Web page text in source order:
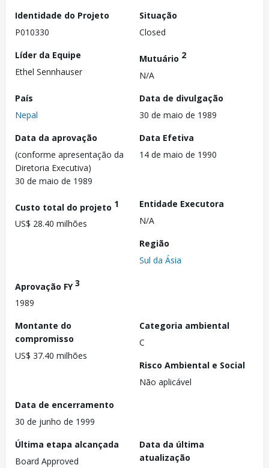
Identidade do Projeto
P010330
Situação
Closed
Líder da Equipe
Ethel Sennhauser
Mutuário 2
N/A
País
Nepal
Data de divulgação
30 de maio de 1989
Data da aprovação
(conforme apresentação da
Diretoria Executiva)
30 de maio de 1989
Data Efetiva
14 de maio de 1990
Custo total do projeto 1
US$ 28.40 milhões
Entidade Executora
N/A
Região
Sul da Ásia
Aprovação FY3
1989
Montante do
compromisso
US$ 37.40 milhões
Categoria ambiental
C
Risco Ambiental e Social
Não aplicável
Data de encerramento
30 de junho de 1999
Última etapa alcançada
Board Approved
Data da última
atualização